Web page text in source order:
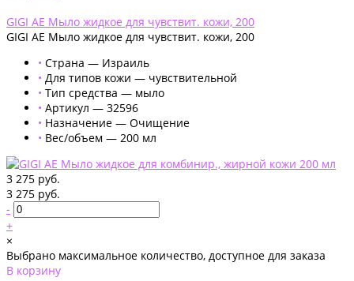
GIGI AE Мыло жидкое для чувствит. кожи, 200
GIGI AE Мыло жидкое для чувствит. кожи, 200
• Страна — Израиль
• Для типов кожи — чувствительной
• Тип средства — мыло
• Артикул — 32596
• Назначение — Очищение
• Вес/объем — 200 мл
3 275 руб.
3 275 руб.
-
+
×
Выбрано максимальное количество, доступное для заказа
В корзину